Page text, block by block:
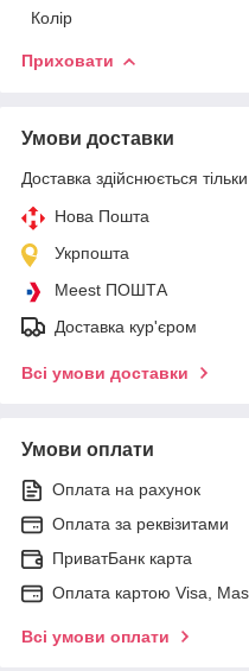
Колір
Приховати
Умови доставки
Доставка здійснюється
Нова Пошта
Укрпошта
Meest ПОШТА
Доставка кур'єром
Всі умови доставки
Умови оплати
Оплата на рахунок
Оплата за реквізитами
ПриватБанк карта
Оплата картою Visa,
Всі умови оплати